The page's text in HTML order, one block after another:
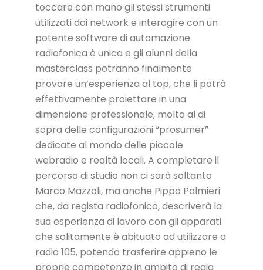
toccare con mano gli stessi strumenti
utilizzati dai network e interagire con un
potente software di automazione
radiofonica è unica e gli alunni della
masterclass potranno finalmente
provare un’esperienza al top, che li potrà
effettivamente proiettare in una
dimensione professionale, molto al di
sopra delle configurazioni “prosumer”
dedicate al mondo delle piccole
webradio e realtà locali. A completare il
percorso di studio non ci sarà soltanto
Marco Mazzoli, ma anche Pippo Palmieri
che, da regista radiofonico, descriverà la
sua esperienza di lavoro con gli apparati
che solitamente è abituato ad utilizzare a
radio 105, potendo trasferire appieno le